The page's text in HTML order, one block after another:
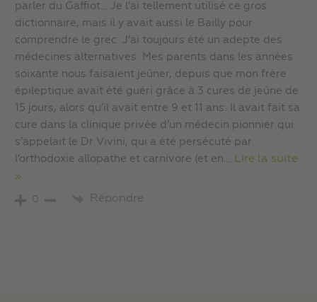
parler du Gaffiot… Je l’ai tellement utilisé ce gros
dictionnaire, mais il y avait aussi le Bailly pour
comprendre le grec. J’ai toujours été un adepte des
médecines alternatives. Mes parents dans les années
soixante nous faisaient jeûner, depuis que mon frère
épileptique avait été guéri grâce à 3 cures de jeûne de
15 jours, alors qu’il avait entre 9 et 11 ans. Il avait fait sa
cure dans la clinique privée d’un médecin pionnier qui
s’appelait le Dr Vivini, qui a été persécuté par
l’orthodoxie allopathe et carnivore (et en… Lire la suite
»
0 Répondre